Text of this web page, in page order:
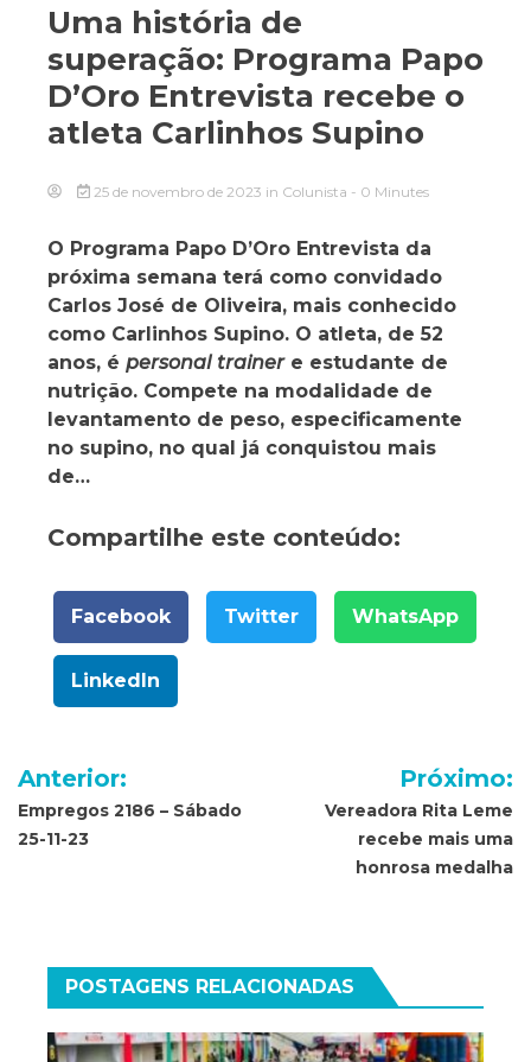
Uma história de
superação: Programa Papo
D’Oro Entrevista recebe o
atleta Carlinhos Supino
25 de novembro de 2023 in Colunista - 0 Minutes
O Programa Papo D’Oro Entrevista da
próxima semana terá como convidado
Carlos José de Oliveira, mais conhecido
como Carlinhos Supino. O atleta, de 52
anos, é personal trainere estudante de
nutrição. Compete na modalidade de
levantamento de peso, especificamente
no supino, no qual já conquistou mais
de…
Compartilhe este conteúdo:
Facebook Twitter WhatsApp
LinkedIn
Navegação
de
Anterior:
Empregos 2186 – Sábado
25-11-23
Próximo:
Vereadora Rita Leme
recebe mais uma
honrosa medalha
POSTAGENS RELACIONADAS